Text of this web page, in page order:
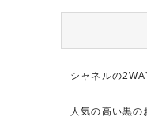
シャネルの
人気の高い黒の